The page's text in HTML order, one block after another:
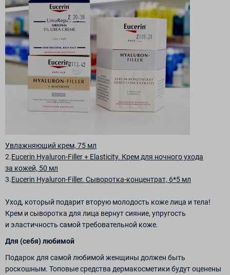
Увлажняющий крем, 75 мл
2.Eucerin Hyaluron-Filler + Elasticity. Крем для ночного ухода
за кожей, 50 мл
3.Eucerin Hyaluron-Filler. Сыворотка-концентрат, 6*5 мл
Уход, который подарит вторую молодость коже лица и тела!
Крем и сыворотка для лица вернут сияние, упругость
и эластичность самой требовательной коже.
Для (себя) любимой
Подарок для самой любимой женщины должен быть
роскошным. Топовые средства дермакосметики будут оценены